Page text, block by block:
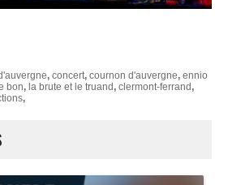
, concert, cournon d'auvergne, ennio
bon, la brute et le truand, clermont-ferrand,
,